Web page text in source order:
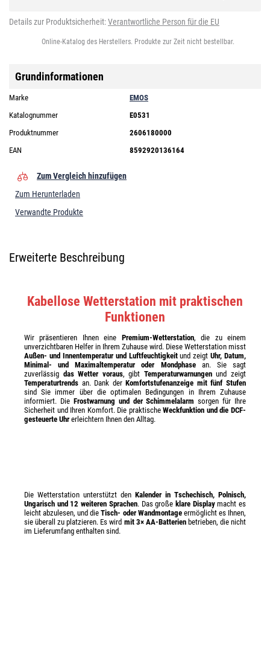
Details zur Produktsicherheit:Verantwortliche Person für die EU
Online-Katalog des Herstellers. Produkte zur Zeit nicht bestellbar.
Grundinformationen
Marke
EMOS
Katalognummer
E0531
Produktnummer
2606180000
EAN
8592920136164
Zum Vergleich hinzufügen
Zum Herunterladen
Verwandte Produkte
Erweiterte Beschreibung
Kabellose Wetterstation mit praktischen
Funktionen
Wir präsentieren Ihnen eine Premium-Wetterstation, die zu einem
unverzichtbaren Helfer in Ihrem Zuhause wird. Diese Wetterstation misst
Außen- und Innentemperatur und Luftfeuchtigkeitund zeigtUhr, Datum,
Minimal- und Maximaltemperatur oder Mondphasean. Sie sagt
zuverlässig das Wetter voraus, gibt Temperaturwarnungenund zeigt
Temperaturtrends an. Dank derKomfortstufenanzeige mit fünf Stufen
sind Sie immer über die optimalen Bedingungen in Ihrem Zuhause
informiert. Die Frostwarnung und der Schimmelalarm sorgen für Ihre
Sicherheit und Ihren Komfort. Die praktischeWeckfunktion und die DCF-
gesteuerte Uhr erleichtern Ihnen den Alltag.
Die Wetterstation unterstützt den Kalender in Tschechisch, Polnisch,
Ungarisch und 12 weiteren Sprachen. Das große klare Displaymacht es
leicht abzulesen, und dieTisch- oder Wandmontageermöglicht es Ihnen,
sie überall zu platzieren. Es wird mit 3× AA-Batterien betrieben, die nicht
im Lieferumfang enthalten sind.